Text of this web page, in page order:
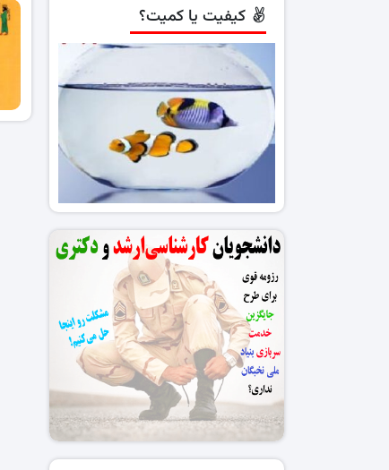
کیفیت یا کمیت؟